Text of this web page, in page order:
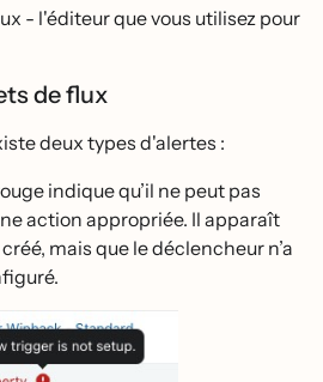
- l'éditeur que vous utilisez pour
de flux
deux types d'alertes :
indique qu’il ne peut pas
action appropriée. Il apparaît
mais que le déclencheur n’a